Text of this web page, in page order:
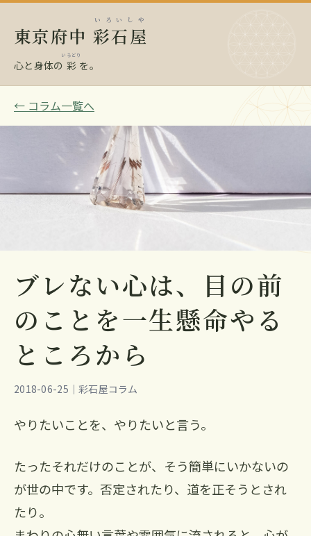
東京府中 彩石屋
いろいしや
心と身体の 彩
いろどり
を。
← コラム一覧へ
ブレない心は、目の前
のことを一生懸命やる
ところから
2018-06-25｜彩石屋コラム
やりたいことを、やりたいと言う。
たったそれだけのことが、そう簡単にいかないの
が世の中です。否定されたり、道を正そうとされ
たり。